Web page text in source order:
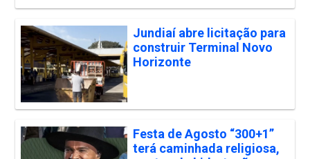
Jundiaí abre licitação para
construir Terminal Novo
Horizonte
Festa de Agosto “300+1”
terá caminhada religiosa,